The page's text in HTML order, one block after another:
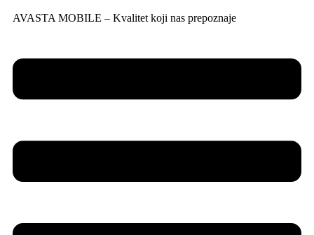
AVASTA MOBILE – Kvalitet koji nas prepoznaje